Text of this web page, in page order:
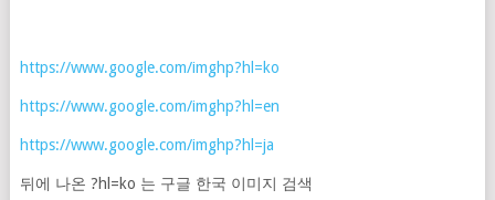
https://www.google.com/imghp?hl=ko
https://www.google.com/imghp?hl=en
https://www.google.com/imghp?hl=ja
뒤에 나온 ?hl=ko 는 구글 한국 이미지 검색